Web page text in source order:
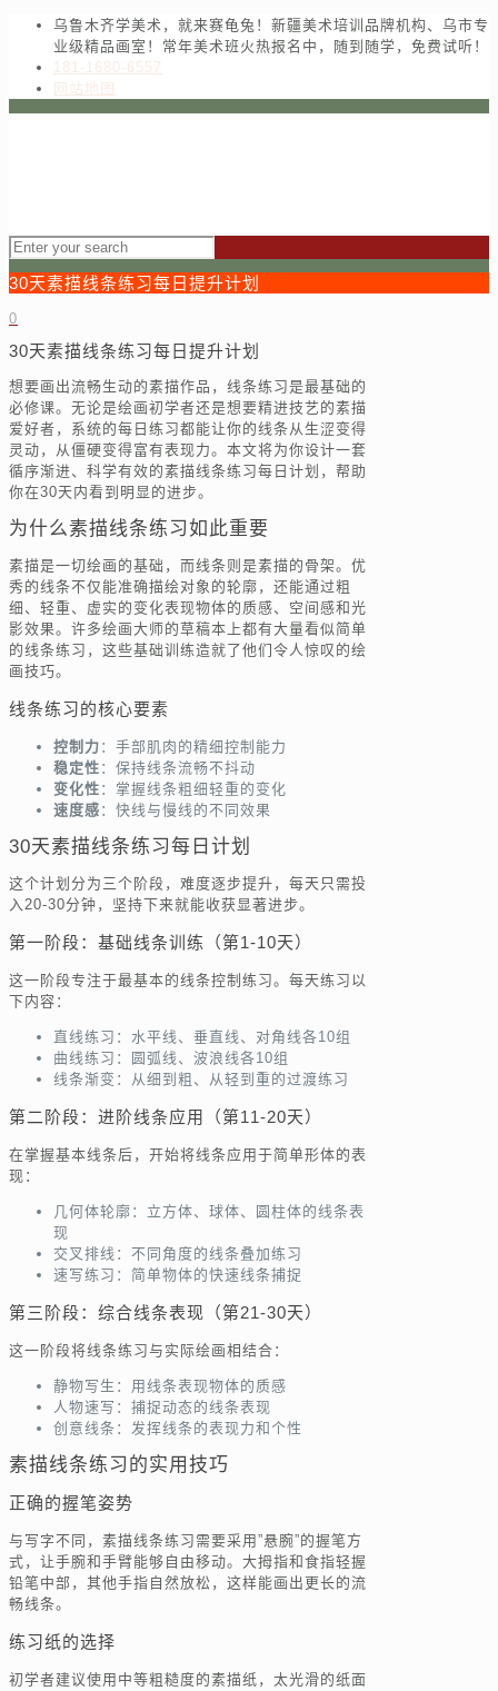
乌鲁木齐学美术，就来赛龟兔！新疆美术培训品牌机构、乌市专
业级精品画室！常年美术班火热报名中，随到随学，免费试听！
181-1680-6557
网站地图
30天素描线条练习每日提升计划
0
30天素描线条练习每日提升计划
想要画出流畅生动的素描作品，线条练习是最基础的
必修课。无论是绘画初学者还是想要精进技艺的素描
爱好者，系统的每日练习都能让你的线条从生涩变得
灵动，从僵硬变得富有表现力。本文将为你设计一套
循序渐进、科学有效的素描线条练习每日计划，帮助
你在30天内看到明显的进步。
为什么素描线条练习如此重要
素描是一切绘画的基础，而线条则是素描的骨架。优
秀的线条不仅能准确描绘对象的轮廓，还能通过粗
细、轻重、虚实的变化表现物体的质感、空间感和光
影效果。许多绘画大师的草稿本上都有大量看似简单
的线条练习，这些基础训练造就了他们令人惊叹的绘
画技巧。
线条练习的核心要素
控制力 ：手部肌肉的精细控制能力
稳定性 ：保持线条流畅不抖动
变化性 ：掌握线条粗细轻重的变化
速度感 ：快线与慢线的不同效果
30天素描线条练习每日计划
这个计划分为三个阶段，难度逐步提升，每天只需投
入20-30分钟，坚持下来就能收获显著进步。
第一阶段：基础线条训练（第1-10天）
这一阶段专注于最基本的线条控制练习。每天练习以
下内容：
直线练习：水平线、垂直线、对角线各10组
曲线练习：圆弧线、波浪线各10组
线条渐变：从细到粗、从轻到重的过渡练习
第二阶段：进阶线条应用（第11-20天）
在掌握基本线条后，开始将线条应用于简单形体的表
现：
几何体轮廓：立方体、球体、圆柱体的线条表
现
交叉排线：不同角度的线条叠加练习
速写练习：简单物体的快速线条捕捉
第三阶段：综合线条表现（第21-30天）
这一阶段将线条练习与实际绘画相结合：
静物写生：用线条表现物体的质感
人物速写：捕捉动态的线条表现
创意线条：发挥线条的表现力和个性
素描线条练习的实用技巧
正确的握笔姿势
与写字不同，素描线条练习需要采用”悬腕”的握笔方
式，让手腕和手臂能够自由移动。大拇指和食指轻握
铅笔中部，其他手指自然放松，这样能画出更长的流
畅线条。
练习纸的选择
初学者建议使用中等粗糙度的素描纸，太光滑的纸面